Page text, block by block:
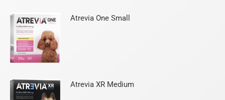
Atrevia One Small
Atrevia XR Medium